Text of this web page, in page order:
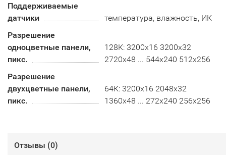
Поддерживаемые
датчики
температура, влажность, ИК
Разрешение
одноцветные панели,
пикс.
128К: 3200х16 3200х32
2720х48 ... 544х240 512х256
Разрешение
двухцветные панели,
пикс.
64К: 3200х16 2048х32
1360х48 ... 272х240 256х256
Отзывы (0)